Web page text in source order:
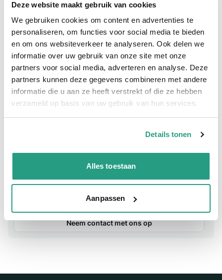
Deze website maakt gebruik van cookies
We gebruiken cookies om content en advertenties te
personaliseren, om functies voor social media te bieden
en om ons websiteverkeer te analyseren. Ook delen we
informatie over uw gebruik van onze site met onze
partners voor social media, adverteren en analyse. Deze
partners kunnen deze gegevens combineren met andere
informatie die u aan ze heeft verstrekt of die ze hebben
verzameld op basis van uw gebruik van hun services.
Details tonen
Alles toestaan
Aanpassen
Snelle levering
Snel naar
Meer informatie
Binnendiameter 50mm
Polyurethaan
Rollengte 10 mtr
Vragen? Neem dan nu contact op
We zijn beschikbaar van ma t/m vr van 08:00 tot 17:00 uur.
Neem contact met ons op